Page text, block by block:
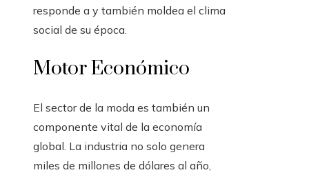
responde a y también moldea el clima
social de su época.
Motor Económico
El sector de la moda es también un
componente vital de la economía
global. La industria no solo genera
miles de millones de dólares al año,